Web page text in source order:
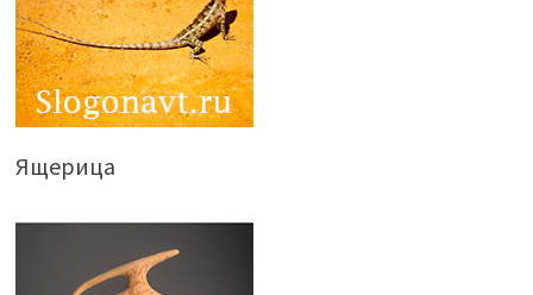
Ящерица